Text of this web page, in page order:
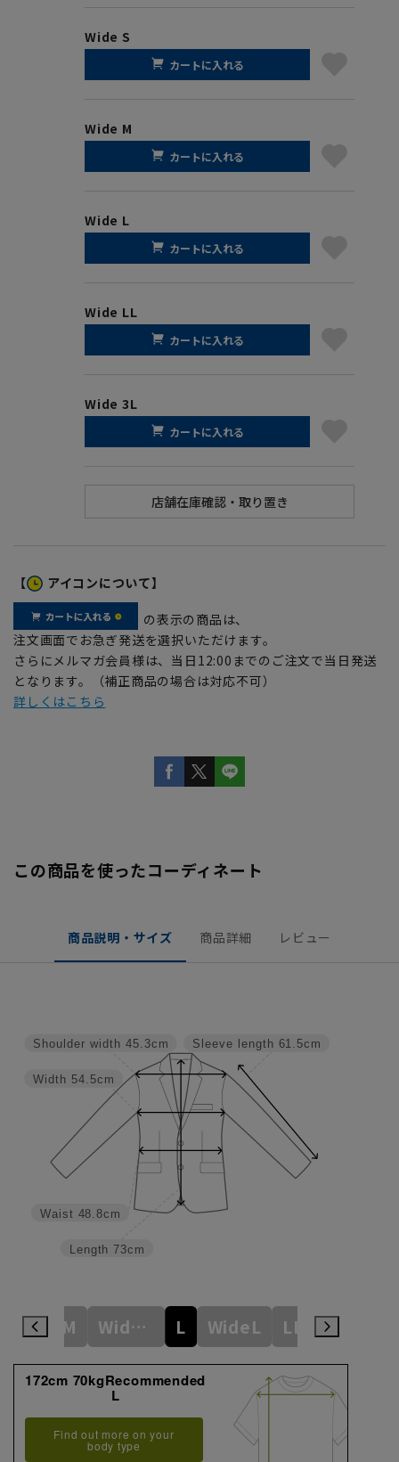
Wide S
カートに入れる
Wide M
カートに入れる
Wide L
カートに入れる
Wide LL
カートに入れる
Wide 3L
カートに入れる
【 アイコンについて】
の表示の商品は、
注文画面でお急ぎ発送を選択いただけます。
さらにメルマガ会員様は、当日12:00までのご注文で当日発送
となります。（補正商品の場合は対応不可）
詳しくはこちら
この商品を使ったコーディネート
商品説明・サイズ 商品詳細 レビュー
Sleeve length 61.5cm
Length 73cm
Waist 48.8cm
Width 54.5cm
Shoulder width 45.3cm
M WideM L WideL LL
172cm 70kgRecommended
L
Find out more on your
body type